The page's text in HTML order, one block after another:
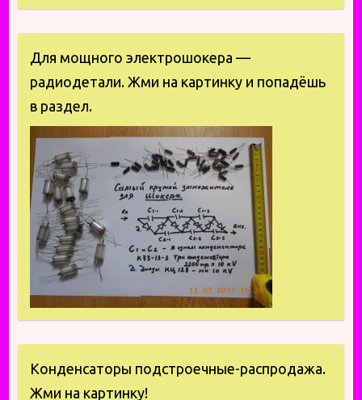
Для мощного электрошокера —
радиодетали. Жми на картинку и попадёшь
в раздел.
Конденсаторы подстроечные-распродажа.
Жми на картинку!